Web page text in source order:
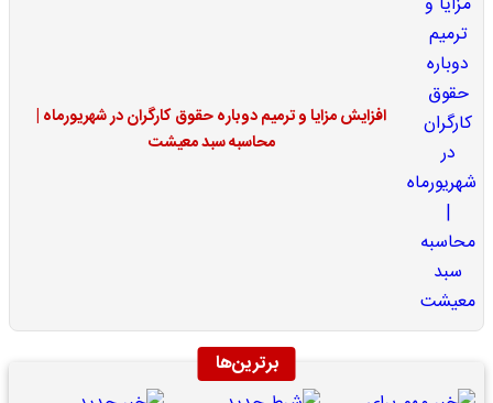
افزایش مزایا و ترمیم دوباره حقوق کارگران در شهریورماه |
محاسبه سبد معیشت
برترین‌ها